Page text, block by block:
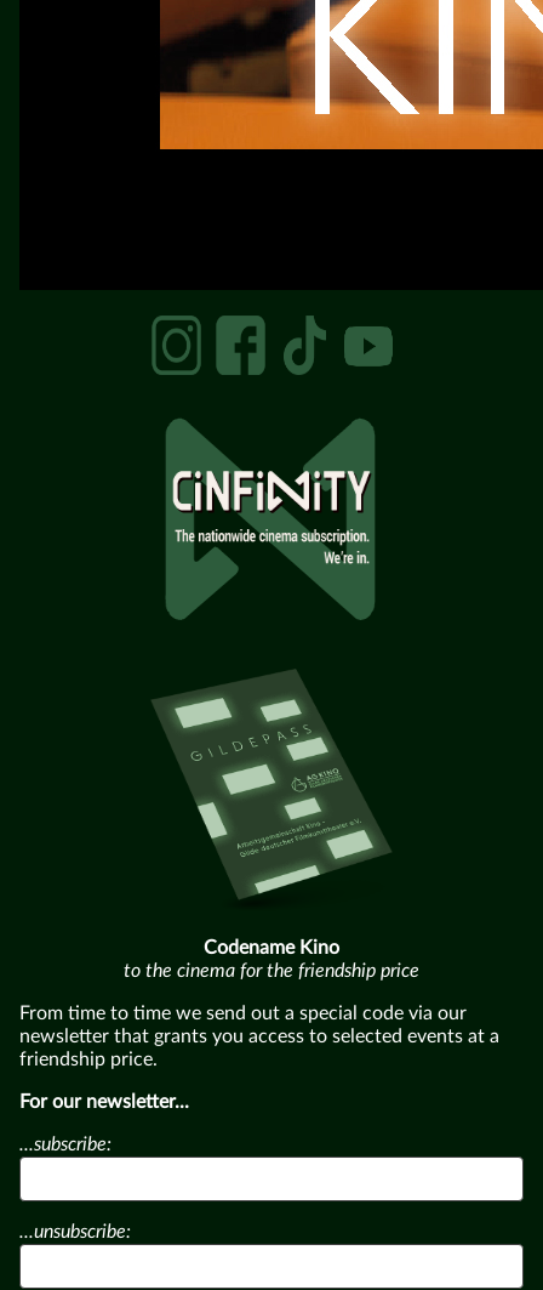
Codename Kino
to the cinema for the friendship price
From time to time we send out a special code via our
newsletter that grants you access to selected events at a
friendship price.
For our newsletter...
...subscribe:
...unsubscribe: